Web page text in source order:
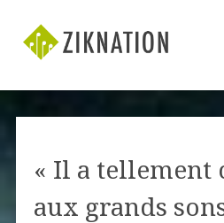
« Il a tellement
aux grands